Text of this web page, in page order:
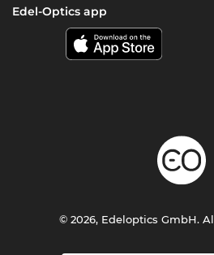
Edel-Optics app
© 2026, Edeloptics GmbH.